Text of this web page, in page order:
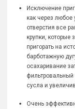
Исключение
как через любое
отверстия все
крупки, которые
пригорать на
барботажную
осахаривание
фильтровальный
сусла и
Очень